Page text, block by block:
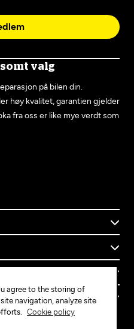
valg
på bilen din.
høy kvalitet, garantien gjelder
fra oss er like mye verdt som
agree to the storing of
navigation, analyze site
Cookie policy